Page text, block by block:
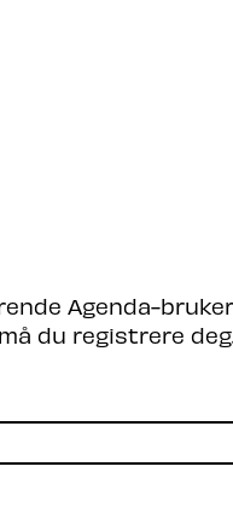
Agenda-
du registrere deg.